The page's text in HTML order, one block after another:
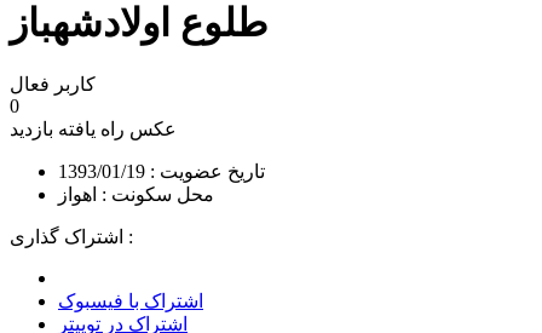
طلوع اولادشهباز
کاربر فعال
0
عکس راه یافته بازدید
تاریخ عضویت : 1393/01/19
محل سکونت : اهواز
اشتراک گذاری :
اشتراک با فیسبوک
اشتراک در توییتر